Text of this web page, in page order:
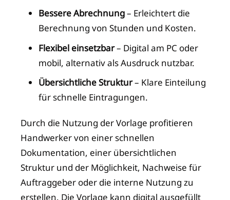
Bessere Abrechnung– Erleichtert die
Berechnung von Stunden und Kosten.
Flexibel einsetzbar– Digital am PC oder
mobil, alternativ als Ausdruck nutzbar.
Übersichtliche Struktur– Klare Einteilung
für schnelle Eintragungen.
Durch die Nutzung der Vorlage profitieren
Handwerker von einer schnellen
Dokumentation, einer übersichtlichen
Struktur und der Möglichkeit, Nachweise für
Auftraggeber oder die interne Nutzung zu
erstellen. Die Vorlage kann digital ausgefüllt